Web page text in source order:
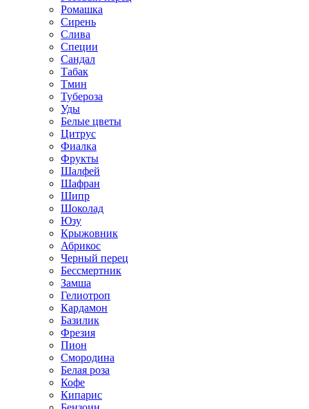
Ромашка
Сирень
Слива
Специи
Сандал
Табак
Тмин
Тубероза
Уды
Белые цветы
Цитрус
Фиалка
Фрукты
Шалфей
Шафран
Шипр
Шоколад
Юзу
Крыжовник
Абрикос
Черный перец
Бессмертник
Замша
Гелиотроп
Кардамон
Базилик
Фрезия
Пион
Смородина
Белая роза
Кофе
Кипарис